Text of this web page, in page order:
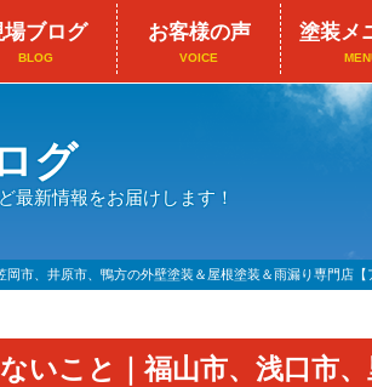
場ブログ
BLOG
お客様の声
VOICE
塗装メ
グ
最新情報をお届けします！
市、井原市、鴨方の外壁塗装＆屋根塗装＆雨漏り専門店【
いこと｜福山市、浅口市、